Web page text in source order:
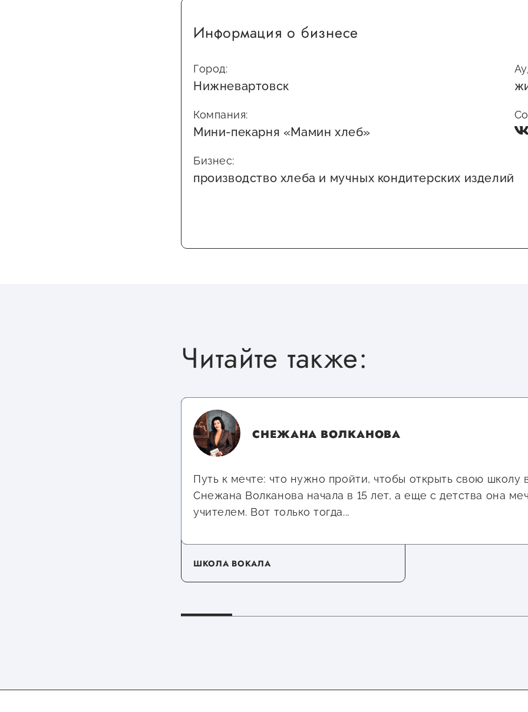
Информация о бизнесе
Город:
Нижневартовск
Компания:
Мини-пекарня «Мамин хлеб»
Бизнес:
производство хлеба и мучных кондитерских изделий
Читайте также:
СНЕЖАНА ВОЛКАНОВА
Путь к мечте: что нужно пройти, чтобы открыть свою школу
Снежана Волканова начала в 15 лет, а еще с детства она
учителем. Вот только тогда...
ШКОЛА ВОКАЛА